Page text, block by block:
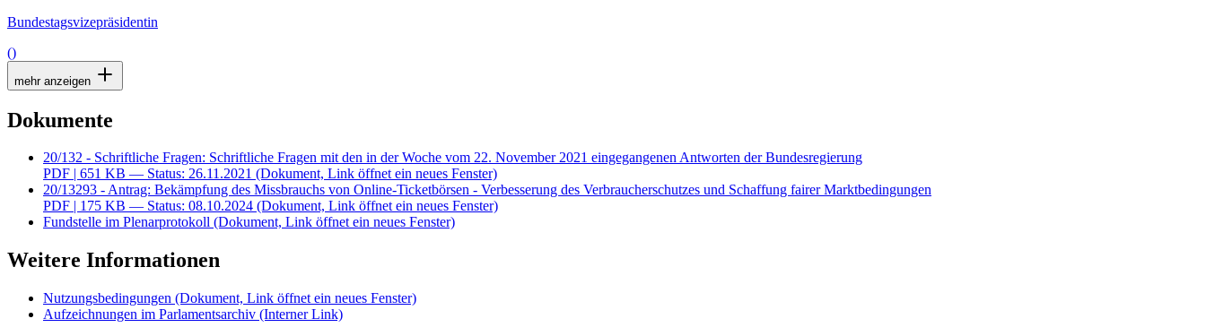
Bundestagsvizepräsidentin
()
mehr anzeigen
Dokumente
20/132 - Schriftliche Fragen: Schriftliche Fragen mit den in der Woche vom 22. November 2021 eingegangenen Antworten der Bundesregierung
PDF | 651 KB — Status: 26.11.2021 (Dokument, Link öffnet ein neues Fenster)
20/13293 - Antrag: Bekämpfung des Missbrauchs von Online-Ticketbörsen - Verbesserung des Verbraucherschutzes und Schaffung fairer Marktbedingungen
PDF | 175 KB — Status: 08.10.2024 (Dokument, Link öffnet ein neues Fenster)
Fundstelle im Plenarprotokoll (Dokument, Link öffnet ein neues Fenster)
Weitere Informationen
Nutzungsbedingungen (Dokument, Link öffnet ein neues Fenster)
Aufzeichnungen im Parlamentsarchiv (Interner Link)